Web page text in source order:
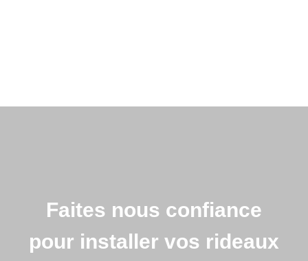
Faites nous confiance
pour installer vos rideaux